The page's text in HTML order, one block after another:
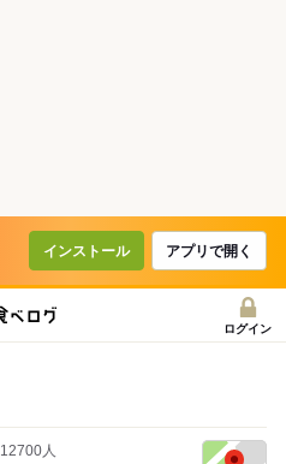
インストール アプリで開く
ログイン
12700人